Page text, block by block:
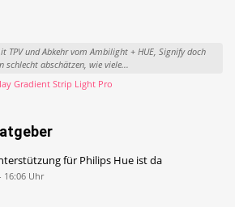
TPV und Abkehr vom Ambilight + HUE, Signify doch
abschätzen, wie viele...
Gradient Strip Light Pro
für Philips Hue ist da
16:06 Uhr